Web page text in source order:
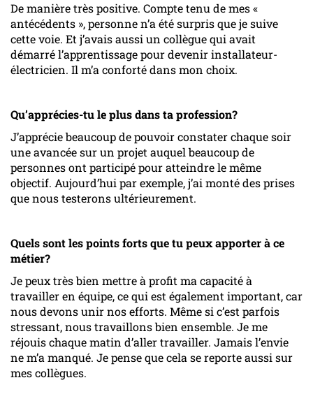
De manière très positive. Compte tenu de mes «
antécédents », personne n’a été surpris que je suive
cette voie. Et j’avais aussi un collègue qui avait
démarré l’apprentissage pour devenir installateur-
électricien. Il m’a conforté dans mon choix.
Qu’apprécies-tu le plus dans ta profession?
J’apprécie beaucoup de pouvoir constater chaque soir
une avancée sur un projet auquel beaucoup de
personnes ont participé pour atteindre le même
objectif. Aujourd’hui par exemple, j’ai monté des prises
que nous testerons ultérieurement.
Quels sont les points forts que tu peux apporter à ce
métier?
Je peux très bien mettre à profit ma capacité à
travailler en équipe, ce qui est également important, car
nous devons unir nos efforts. Même si c’est parfois
stressant, nous travaillons bien ensemble. Je me
réjouis chaque matin d’aller travailler. Jamais l’envie
ne m’a manqué. Je pense que cela se reporte aussi sur
mes collègues.